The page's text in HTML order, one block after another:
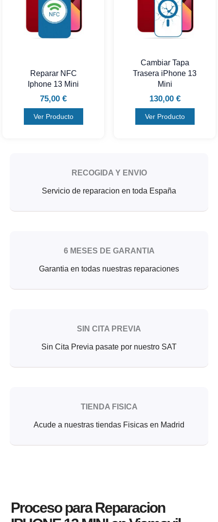
Reparar NFC
Iphone 13 Mini
75,00 €
Ver Producto
Cambiar Tapa
Trasera iPhone 13
Mini
130,00 €
Ver Producto
RECOGIDA Y ENVIO
Servicio de reparacion en toda España
6 MESES DE GARANTIA
Garantia en todas nuestras reparaciones
SIN CITA PREVIA
Sin Cita Previa pasate por nuestro SAT
TIENDA FISICA
Acude a nuestras tiendas Fisicas en Madrid
Proceso para Reparacion